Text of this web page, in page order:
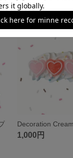
Decoration
1,000円